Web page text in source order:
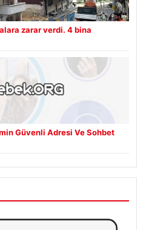
zarar verdi. 4 bina
Güvenli Adresi Ve Sohbet